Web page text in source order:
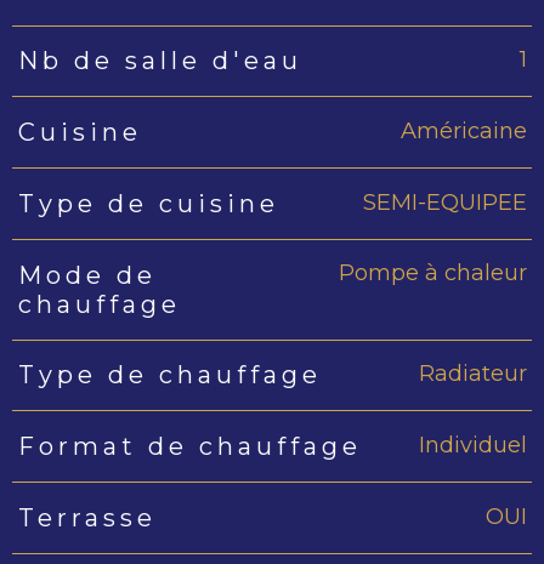
Nb de salle d'eau 1
Cuisine Américaine
Type de cuisine SEMI-EQUIPEE
Mode de
chauffage
Pompe à chaleur
Type de chauffage Radiateur
Format de chauffage Individuel
Terrasse OUI